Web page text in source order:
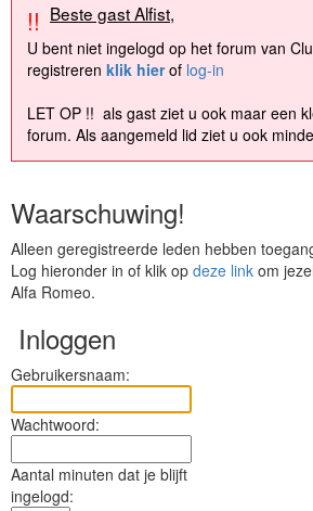
!! Beste gast Alfist,
U bent niet ingelogd op het forum van
registreren klik hierof log-in
LET OP !! als gast ziet u ook maar een
forum. Als aangemeld lid ziet u ook
Waarschuwing!
Alleen geregistreerde leden hebben
Log hieronder in of klik op deze link om
Alfa Romeo.
Inloggen
Gebruikersnaam:
Wachtwoord:
Aantal minuten dat je blijft
ingelogd: